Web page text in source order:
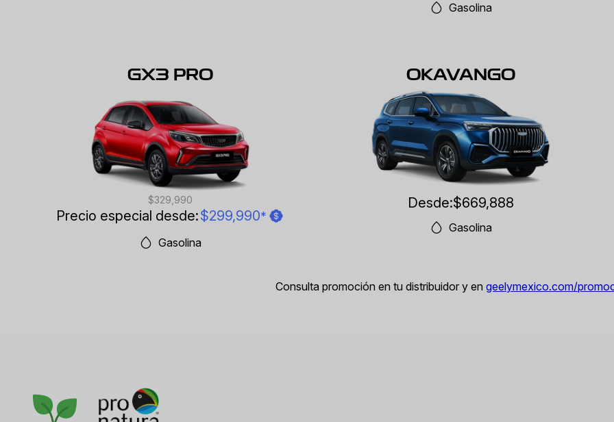
Gasolina
GX3 PRO
$329,990
Precio especial desde:$299,990*
Gasolina
OKAVANGO
Desde:$669,888
Gasolina
Consulta promoción en tu distribuidor y en geelymexico.com/